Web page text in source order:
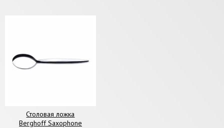
Столовая ложка
Berghoff Saxophone